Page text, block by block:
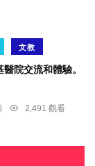
文教
院交流和體驗。
2,491 觀看